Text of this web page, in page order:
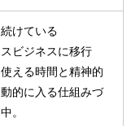
けている
ビジネスに移行
える時間と精神的
的に入る仕組みづ
。